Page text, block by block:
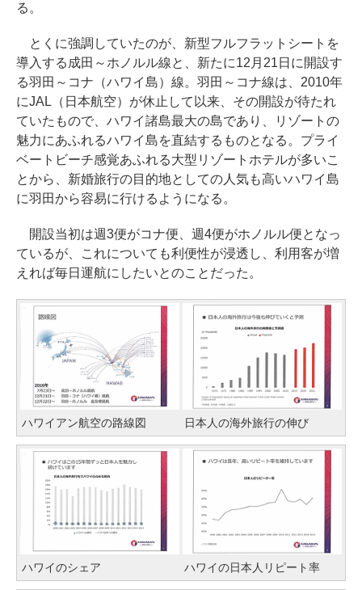
る。
とくに強調していたのが、新型フルフラットシートを
導入する成田～ホノルル線と、新たに12月21日に開設す
る羽田～コナ（ハワイ島）線。羽田～コナ線は、2010年
にJAL（日本航空）が休止して以来、その開設が待たれ
ていたもので、ハワイ諸島最大の島であり、リゾートの
魅力にあふれるハワイ島を直結するものとなる。プライ
ベートビーチ感覚あふれる大型リゾートホテルが多いこ
とから、新婚旅行の目的地としての人気も高いハワイ島
に羽田から容易に行けるようになる。
開設当初は週3便がコナ便、週4便がホノルル便となっ
ているが、これについても利便性が浸透し、利用客が増
えれば毎日運航にしたいとのことだった。
ハワイアン航空の路線図 日本人の海外旅行の伸び
ハワイのシェア ハワイの日本人リピート率